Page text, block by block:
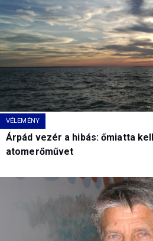
VÉLEMÉNY
Árpád vezér a hibás: őmiatta
atomerőművet